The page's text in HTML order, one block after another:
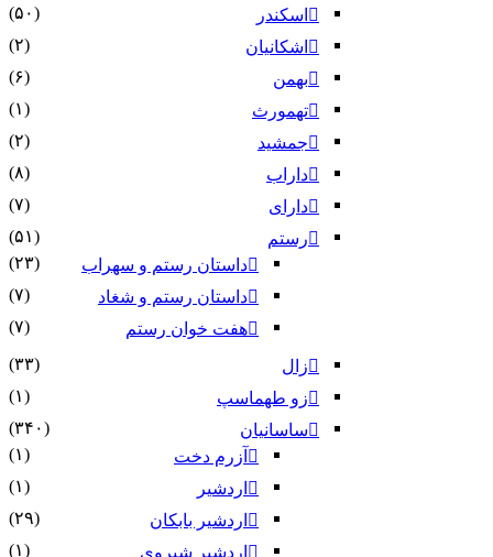
اسکندر
(۵۰)
اشکانیان
(۲)
بهمن
(۶)
تهمورث
(۱)
جمشید
(۲)
داراب
(۸)
دارای
(۷)
رستم
(۵۱)
داستان رستم و سهراب
(۲۳)
داستان رستم و شغاد
(۷)
هفت خوان رستم‏
(۷)
زال
(۳۳)
زو طهماسپ‏
(۱)
ساسانیان
(۳۴۰)
آزرم دخت
(۱)
اردشیر
(۱)
اردشیر بابکان
(۲۹)
اردشیر شیروی
(۱)